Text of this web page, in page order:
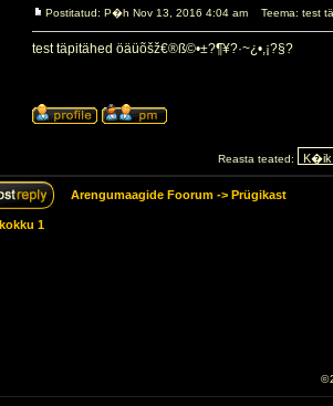
Postitatud: P�h Nov 13, 2016 4:04 am Teema: test
test täpitähed öäüõšž€®ß©•±?¶¥?·~¿•,¡?§?
Reasta teated:
Arengumaagide Foorum -> Prügikast
1
©